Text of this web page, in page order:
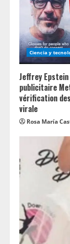
Ciencia y
Jeffrey
publicitaire
vérification
virale
Rosa María